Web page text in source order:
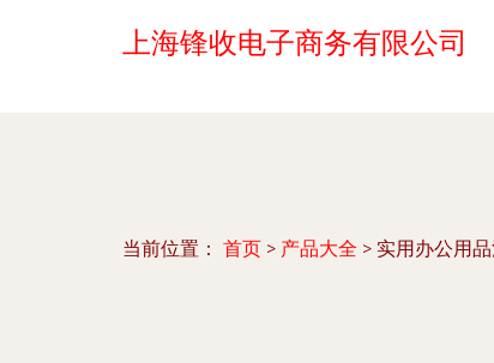
上海锋收电子商务有限公司
当前位置： 首页 > 产品大全 > 实用办公用